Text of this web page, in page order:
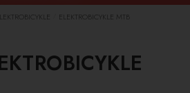
ELEKTROBICYKLE MTB